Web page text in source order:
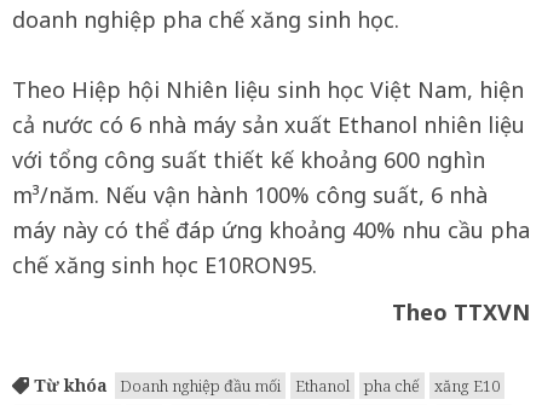
doanh nghiệp pha chế xăng sinh học.
Theo Hiệp hội Nhiên liệu sinh học Việt Nam, hiện
cả nước có 6 nhà máy sản xuất Ethanol nhiên liệu
với tổng công suất thiết kế khoảng 600 nghìn
m³/năm. Nếu vận hành 100% công suất, 6 nhà
máy này có thể đáp ứng khoảng 40% nhu cầu pha
chế xăng sinh học E10RON95.
Theo TTXVN
Từ khóa Doanh nghiệp đầu mối Ethanol pha chế
xăng E10